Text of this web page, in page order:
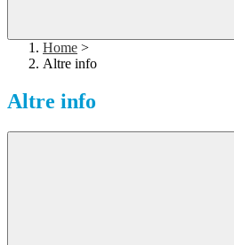
Home >
Altre info
Altre info